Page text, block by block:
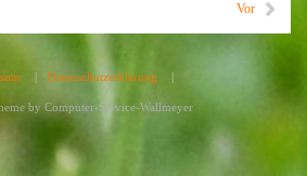
Vor
| Datenschutzerklärung |
by Computer-Service-Wallmeyer